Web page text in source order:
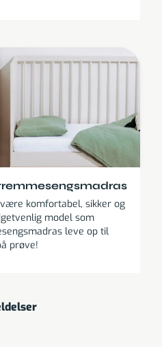
komfortabel, sikker og
model som
leve op til
prøve!